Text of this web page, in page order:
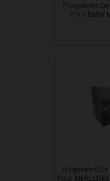
Plaquettes
Pour BMW
Plaquettes De
Pour